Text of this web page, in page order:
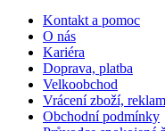
Kontakt a pomoc
O nás
Kariéra
Doprava, platba
Velkoobchod
Vrácení zboží,
Obchodní podmínky